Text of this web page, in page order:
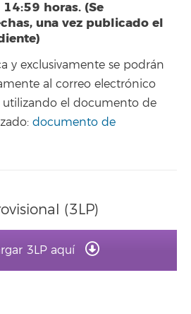
horas. (Se
una vez publicado el
y exclusivamente se podrán
al correo electrónico
utilizando el documento de
documento de
(3LP)
3LP aquí